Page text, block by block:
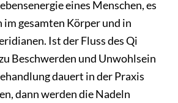
eines Menschen, es
gesamten Körper und in
Ist der Fluss des Qi
Beschwerden und Unwohlsein
dauert in der Praxis
dann werden die Nadeln